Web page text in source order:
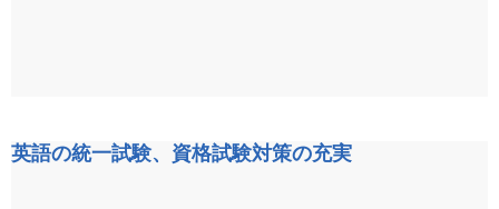
英語の統一試験、資格試験対策の充実